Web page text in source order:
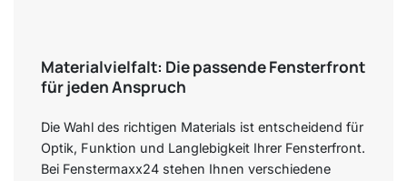
Materialvielfalt: Die passende Fensterfront
für jeden Anspruch
Die Wahl des richtigen Materials ist entscheidend für
Optik, Funktion und Langlebigkeit Ihrer Fensterfront.
Bei Fenstermaxx24 stehen Ihnen verschiedene